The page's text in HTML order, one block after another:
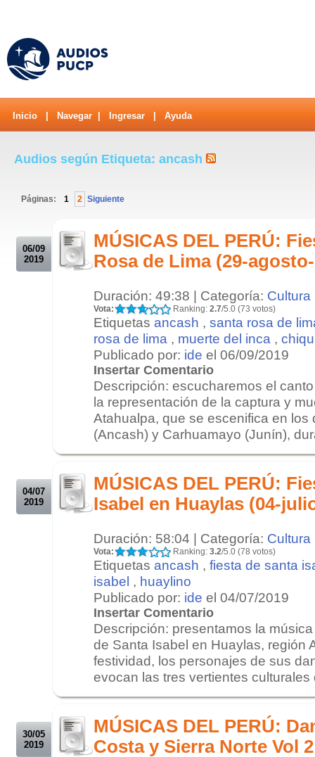
Inicio Navegar Ingresar Ayuda
Audios según Etiqueta: ancash
Páginas: 1 2 Siguiente
06/09
2019
MÚSICAS DEL PERÚ:
Rosa de Lima (29-
Duración: 49:38 | Categoría: Cultura
Vota: Ranking: 2.7/5.0 (73 votos)
Etiquetas ancash , santa rosa de
rosa de lima , muerte del inca ,
Publicado por: ide el 06/09/2019
Insertar Comentario
Descripción: escucharemos el
la representación de la captura y
Atahualpa, que se escenifica en los
(Ancash) y Carhuamayo (Junín),
04/07
2019
MÚSICAS DEL PERÚ:
Isabel en Huaylas (04-
Duración: 58:04 | Categoría: Cultura
Vota: Ranking: 3.2/5.0 (78 votos)
Etiquetas ancash , fiesta de santa
isabel , huaylino
Publicado por: ide el 04/07/2019
Insertar Comentario
Descripción: presentamos la
de Santa Isabel en Huaylas, región
festividad, los personajes de sus
evocan las tres vertientes culturales
30/05
2019
MÚSICAS DEL PERÚ:
Costa y Sierra Norte Vol